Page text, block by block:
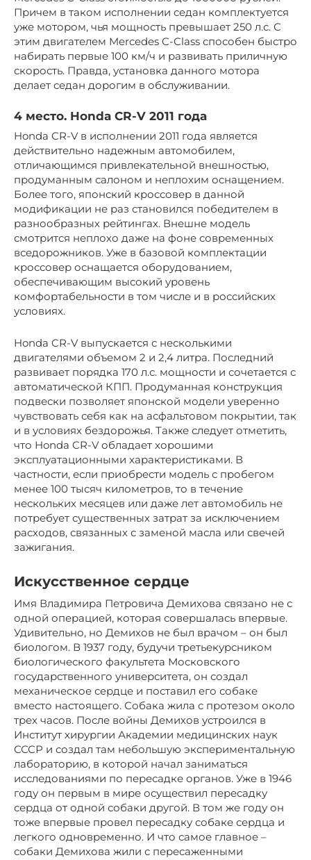
Причем в таком исполнении седан комплектуется
уже мотором, чья мощность превышает 250 л.с. С
этим двигателем Mercedes C-Class способен быстро
набирать первые 100 км/ч и развивать приличную
скорость. Правда, установка данного мотора
делает седан дорогим в обслуживании.
4 место. Honda CR-V 2011 года
Honda CR-V в исполнении 2011 года является
действительно надежным автомобилем,
отличающимся привлекательной внешностью,
продуманным салоном и неплохим оснащением.
Более того, японский кроссовер в данной
модификации не раз становился победителем в
разнообразных рейтингах. Внешне модель
смотрится неплохо даже на фоне современных
вседорожников. Уже в базовой комплектации
кроссовер оснащается оборудованием,
обеспечивающим высокий уровень
комфортабельности в том числе и в российских
условиях.
Honda CR-V выпускается с несколькими
двигателями объемом 2 и 2,4 литра. Последний
развивает порядка 170 л.с. мощности и сочетается с
автоматической КПП. Продуманная конструкция
подвески позволяет японской модели уверенно
чувствовать себя как на асфальтовом покрытии, так
и в условиях бездорожья. Также следует отметить,
что Honda CR-V обладает хорошими
эксплуатационными характеристиками. В
частности, если приобрести модель с пробегом
менее 100 тысяч километров, то в течение
нескольких месяцев или даже лет автомобиль не
потребует существенных затрат за исключением
расходов, связанных с заменой масла или свечей
зажигания.
Искусственное сердце
Имя Владимира Петровича Демихова связано не с
одной операцией, которая совершалась впервые.
Удивительно, но Демихов не был врачом – он был
биологом. В 1937 году, будучи третьекурсником
биологического факультета Московского
государственного университета, он создал
механическое сердце и поставил его собаке
вместо настоящего. Собака жила с протезом около
трех часов. После войны Демихов устроился в
Институт хирургии Академии медицинских наук
СССР и создал там небольшую экспериментальную
лабораторию, в которой начал заниматься
исследованиями по пересадке органов. Уже в 1946
году он первым в мире осуществил пересадку
сердца от одной собаки другой. В том же году он
тоже впервые провел пересадку собаке сердца и
легкого одновременно. И что самое главное –
собаки Демихова жили с пересаженными